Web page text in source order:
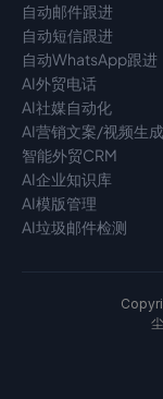
自动邮件跟进
自动短信跟进
自动WhatsApp跟进
AI外贸电话
AI社媒自动化
AI营销文案/视频生成
智能外贸CRM
AI企业知识库
AI模版管理
AI垃圾邮件检测